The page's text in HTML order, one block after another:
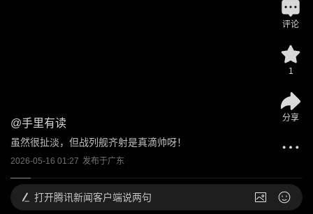
@手里有读
虽然很扯淡，但战列舰齐射是真滴帅呀！
2026-05-16 01:27 发布于广东
评论
1
分享
打开腾讯新闻客户端说两句